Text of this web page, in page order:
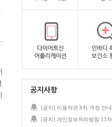
공지사항
[공지] 이용약관 8차 개정 안내